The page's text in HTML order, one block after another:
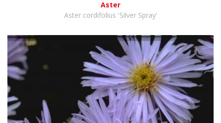
Aster
Aster cordifolius 'Silver Spray'